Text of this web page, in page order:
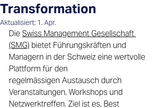
Transformation
Aktualisiert: 1. Apr.
DieSwiss Management Gesellschaft
(SMG) bietet Führungskräften und
Managern in der Schweiz eine wertvolle
Plattform für den
regelmässigen Austausch durch
Veranstaltungen, Workshops und
Netzwerktreffen. Ziel ist es, Best